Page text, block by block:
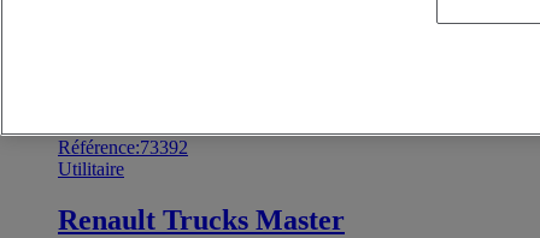
Référence:73392
Utilitaire
Renault Trucks Master